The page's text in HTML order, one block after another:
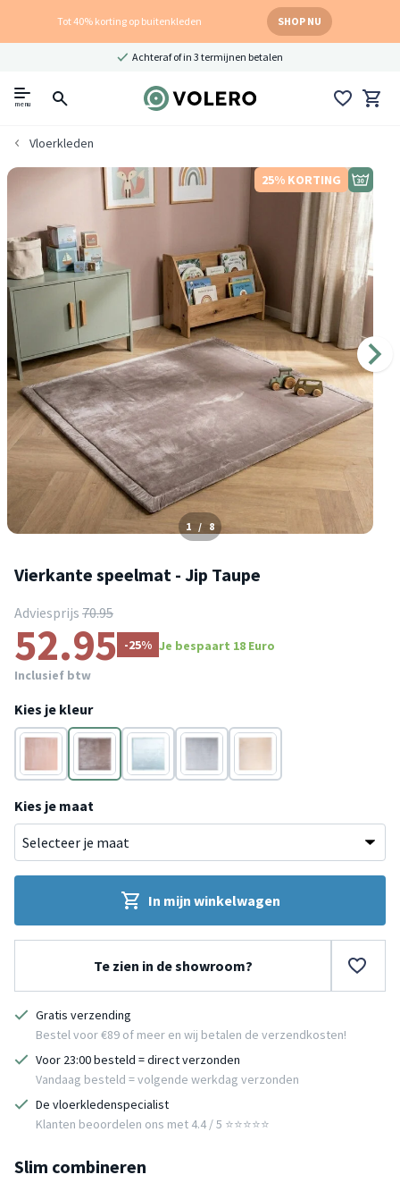
Tot 40% korting op buitenkleden SHOP NU
Achteraf of in 3 termijnen betalen
menu
Vloerkleden
25% KORTING
1 / 8
Vierkante speelmat - Jip Taupe
Adviesprijs 70.95
52.95 -25% Je bespaart 18 Euro
Inclusief btw
Kies je kleur
Roze Taupe Blauw Grijs
Beige
Kies je maat
In mijn winkelwagen
Te zien in de showroom?
Gratis verzending
Bestel voor €89 of meer en wij betalen de verzendkosten!
Voor 23:00 besteld = direct verzonden
Vandaag besteld = volgende werkdag verzonden
De vloerkledenspecialist
Klanten beoordelen ons met 4.4 / 5 ⭐⭐⭐⭐⭐
Slim combineren